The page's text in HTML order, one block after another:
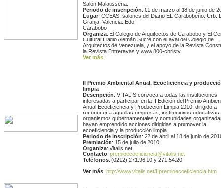
Salón Malaussena.
Periodo de inscripción: 01 de marzo al 18 de junio de
Lugar: CCEAS, salones del Diario EL Carabobeño. Urb.
Granja, Valencia. Edo.
Carabobo
Organiza: El Colegio de Arquitectos de Carabobo y El
Cultural Eladio Alemán Sucre con el aval del Colegio de
Arquitectos de Venezuela, y el apoyo de la Revista
la Revista Entrerayas y www.800-christy
Ver más:
II Premio Ambiental Anual. Ecoeficiencia y
limpia
Descripción: VITALIS convoca a todas las instituciones
interesadas a participar en la II Edición del Premio
Anual Ecoeficiencia y Producción Limpia 2010, dirigido a
reconocer a aquellas empresas, instituciones educativas,
organismos gubernamentales y comunidades
hayan emprendido acciones dirigidas a promover la
ecoeficiencia y la producción limpia.
Periodo de inscripción: 22 de abril al 18 de junio de
Premiación: 15 de julio de 2010
Organiza: Vitalis.net
Contacto: premioecoeficiencia@vitalis.net
Teléfonos: (0212) 271.96.10 y 271.54.20
Ver más: http://www.vitalis.net/IIpremioecoeficiencia.htm